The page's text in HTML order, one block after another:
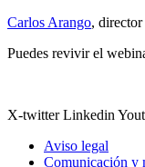
Carlos Arango,
Puedes revivir el
X-twitter Linkedin
Aviso legal
Comunicación y